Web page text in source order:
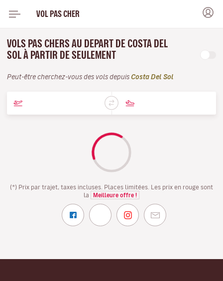
VOL PAS CHER
VOLS PAS CHERS AU DEPART DE COSTA DEL
SOL À PARTIR DE SEULEMENT
Peut-être cherchez-vous des vols depuis Costa Del Sol
(*) Prix par trajet, taxes incluses. Places limitées. Les prix en rouge sont
la
Meilleure offre !